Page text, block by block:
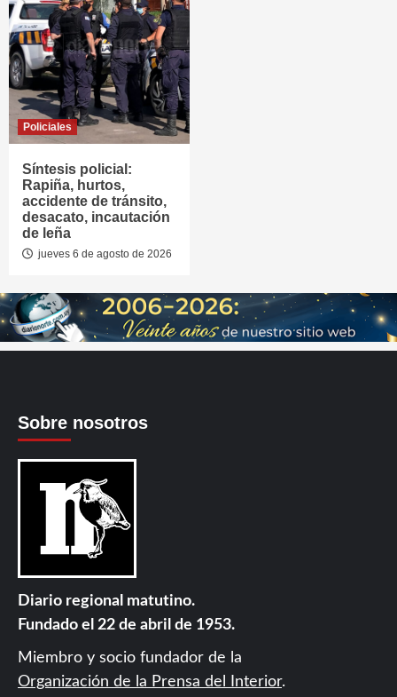
Policiales
Síntesis policial:
Rapiña, hurtos,
accidente de tránsito,
desacato, incautación
de leña
jueves 6 de agosto de 2026
Sobre nosotros
Diario regional matutino.
Fundado el 22 de abril de 1953.
Miembro y socio fundador de la
Organización de la Prensa del Interior.